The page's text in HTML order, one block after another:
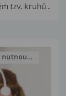
tzv. kruhů...
nutnou...